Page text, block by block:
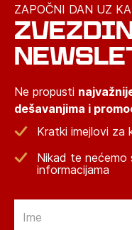
ZAPOČNI DAN UZ
Ne propusti
dešavanjima i
Kratki imejlovi za
Nikad te nećemo
informacijama